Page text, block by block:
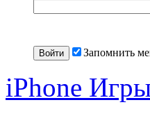
Запомнить
iPhone